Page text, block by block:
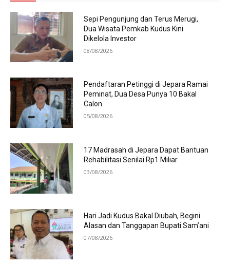
Sepi Pengunjung dan Terus Merugi,
Dua Wisata Pemkab Kudus Kini
Dikelola Investor
08/08/2026
Pendaftaran Petinggi di Jepara Ramai
Peminat, Dua Desa Punya 10 Bakal
Calon
05/08/2026
17 Madrasah di Jepara Dapat Bantuan
Rehabilitasi Senilai Rp1 Miliar
03/08/2026
Hari Jadi Kudus Bakal Diubah, Begini
Alasan dan Tanggapan Bupati Sam’ani
07/08/2026